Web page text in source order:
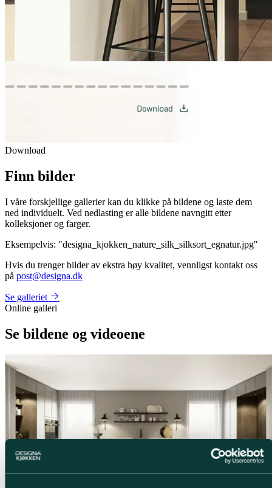
Download
Finn bilder
I våre forskjellige gallerier kan du klikke på bildene og laste dem
ned individuelt. Ved nedlasting er alle bildene navngitt etter
kolleksjoner og farger.
Eksempelvis: "designa_kjokken_nature_silk_silksort_egnatur.jpg"
Hvis du trenger bilder av ekstra høy kvalitet, vennligst kontakt oss
på post@designa.dk
Se galleriet
Online galleri
Se bildene og videoene